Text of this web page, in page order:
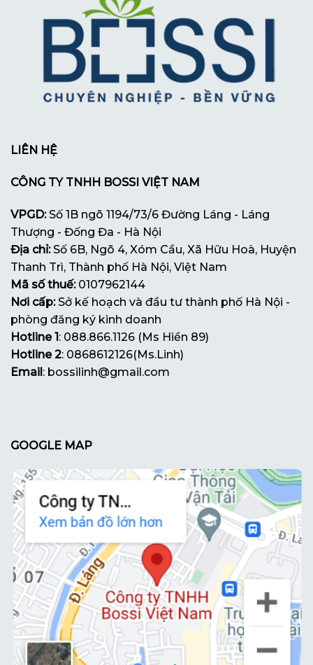
LIÊN HỆ
CÔNG TY TNHH BOSSI VIỆT NAM
VPGD:Số 1B ngõ 1194/73/6 Đường Láng - Láng
Thượng - Đống Đa - Hà Nội
Địa chỉ:Số 6B, Ngõ 4, Xóm Cầu, Xã Hữu Hoà, Huyện
Thanh Trì, Thành phố Hà Nội, Việt Nam
Mã số thuế:0107962144
Nơi cấp:Sở kế hoạch và đầu tư thành phố Hà Nội -
phòng đăng ký kinh doanh
Hotline 1: 088.866.1126 (Ms Hiền 89)
Hotline 2: 0868612126(Ms.Linh)
Email: bossilinh@gmail.com
GOOGLE MAP